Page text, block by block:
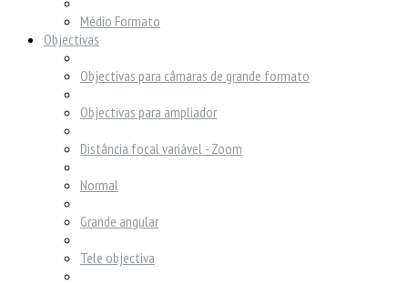
Médio Formato
Objectivas
Objectivas para câmaras de grande formato
Objectivas para ampliador
Distância focal variável - Zoom
Normal
Grande angular
Tele objectiva